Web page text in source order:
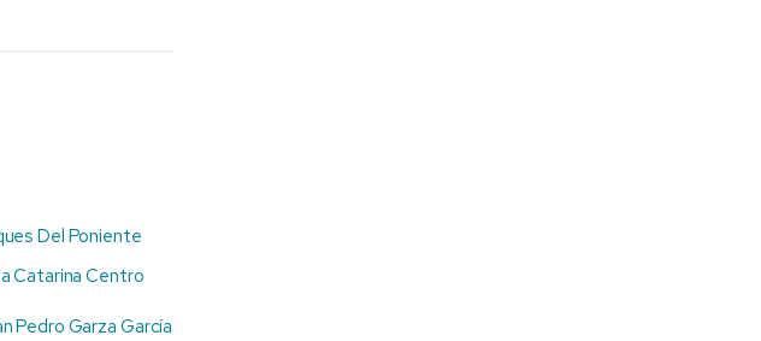
Del Poniente
Catarina Centro
Pedro Garza García